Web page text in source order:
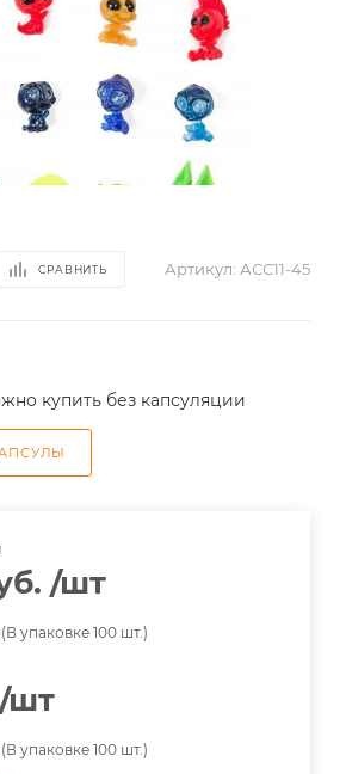
СРАВНИТЬ Артикул: АСС11-45
купить без капсуляции
/шт
(В упаковке 100 шт.)
/шт
(В упаковке 100 шт.)